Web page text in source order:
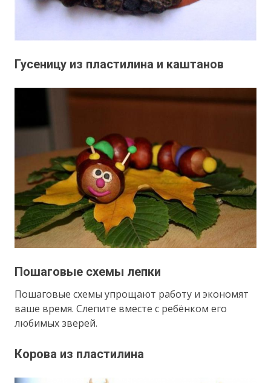
Гусеницу из пластилина и каштанов
Пошаговые схемы лепки
Пошаговые схемы упрощают работу и экономят
ваше время. Слепите вместе с ребёнком его
любимых зверей.
Корова из пластилина